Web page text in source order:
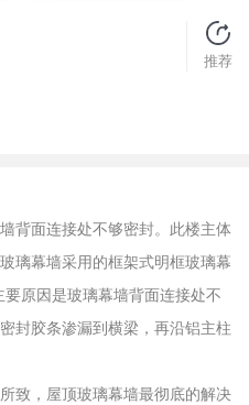
推荐
面连接处不够密封。此楼主体
璃幕墙采用的框架式明框玻璃幕
原因是玻璃幕墙背面连接处不
封胶条渗漏到横梁，再沿铝主柱
，屋顶玻璃幕墙最彻底的解决